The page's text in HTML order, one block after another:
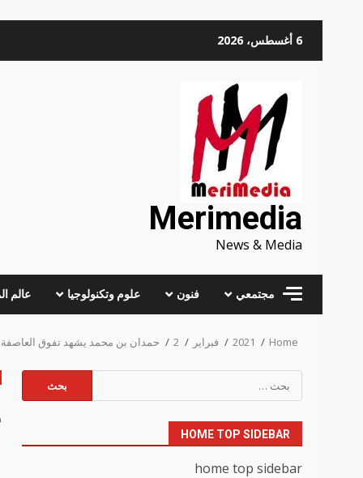
6 أغسطس، 2026
Merimedia
News & Media
مجتمعي فنون علوم وتكنولوجيا عالم
Home
2021 فبراير 2 حمدان بن محمد يشهد تفوق العاصفة
عن:
HOME TOP SIDEBAR
home top sidebar